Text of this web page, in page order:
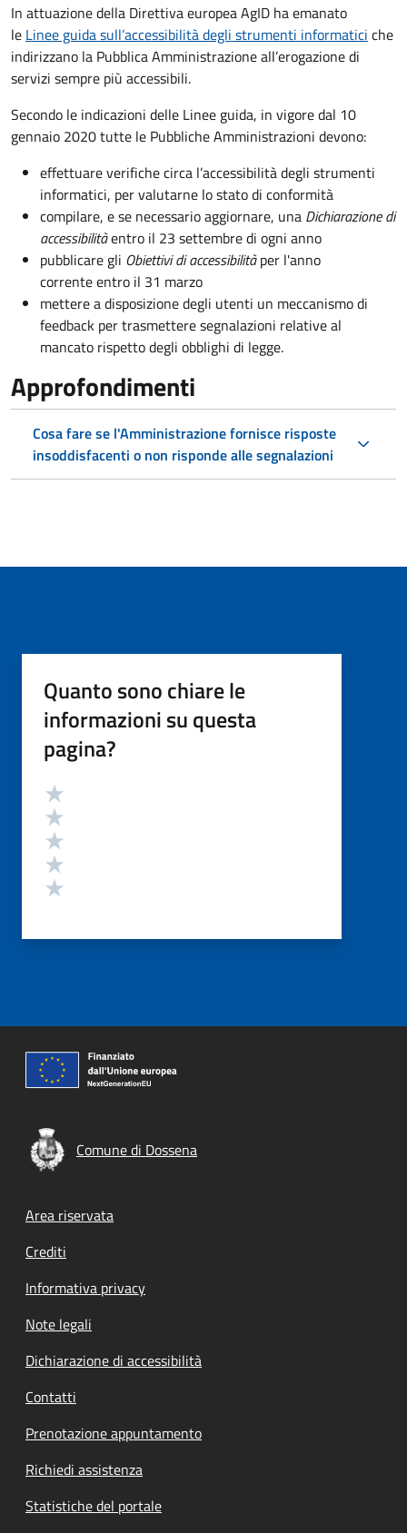
In attuazione della Direttiva europea AgID ha emanato
le Linee guida sull’accessibilità degli strumenti informatici che
indirizzano la Pubblica Amministrazione all’erogazione di
servizi sempre più accessibili.
Secondo le indicazioni delle Linee guida, in vigore dal 10
gennaio 2020 tutte le Pubbliche Amministrazioni devono:
effettuare verifiche circa l’accessibilità degli strumenti
informatici, per valutarne lo stato di conformità
compilare, e se necessario aggiornare, una Dichiarazione di
accessibilitàentro il 23 settembre di ogni anno
pubblicare gli Obiettivi di accessibilitàper l'anno
corrente entro il 31 marzo
mettere a disposizione degli utenti un meccanismo di
feedback per trasmettere segnalazioni relative al
mancato rispetto degli obblighi di legge.
Approfondimenti
Cosa fare se l'Amministrazione fornisce risposte
insoddisfacenti o non risponde alle segnalazioni
Quanto sono chiare le
informazioni su questa
pagina?
Valutazione
Comune di Dossena
Footer menu
Area riservata
Crediti
Informativa privacy
Note legali
Dichiarazione di accessibilità
Contatti
Prenotazione appuntamento
Richiedi assistenza
Statistiche del portale